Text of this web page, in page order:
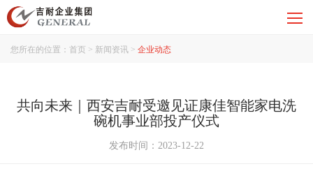
您所在的位置： 首页 > 新闻资讯 > 企业动态
共向未来｜西安吉耐受邀见证康佳智能家电洗
碗机事业部投产仪式
发布时间：2023-12-22